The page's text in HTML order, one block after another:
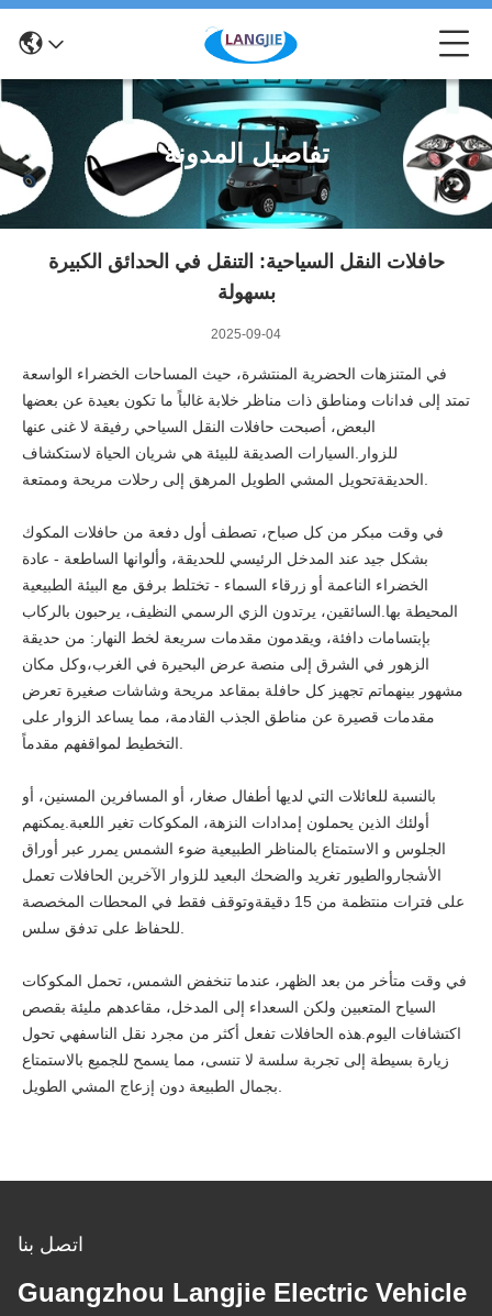
تفاصيل المدونة
حافلات النقل السياحية: التنقل في الحدائق الكبيرة
بسهولة
2025-09-04
في المتنزهات الحضرية المنتشرة، حيث المساحات الخضراء الواسعة
تمتد إلى فدانات ومناطق ذات مناظر خلابة غالباً ما تكون بعيدة عن بعضها
البعض، أصبحت حافلات النقل السياحي رفيقة لا غنى عنها
للزوار.السيارات الصديقة للبيئة هي شريان الحياة لاستكشاف
في وقت مبكر من كل صباح، تصطف أول دفعة من حافلات المكوك
بشكل جيد عند المدخل الرئيسي للحديقة، وألوانها الساطعة - عادة
الخضراء الناعمة أو زرقاء السماء - تختلط برفق مع البيئة الطبيعية
المحيطة بها.السائقين، يرتدون الزي الرسمي النظيف، يرحبون بالركاب
بإبتسامات دافئة، ويقدمون مقدمات سريعة لخط النهار: من حديقة
الزهور في الشرق إلى منصة عرض البحيرة في الغرب،وكل مكان
مشهور بينهماتم تجهيز كل حافلة بمقاعد مريحة وشاشات صغيرة تعرض
مقدمات قصيرة عن مناطق الجذب القادمة، مما يساعد الزوار على
بالنسبة للعائلات التي لديها أطفال صغار، أو المسافرين المسنين، أو
أولئك الذين يحملون إمدادات النزهة، المكوكات تغير اللعبة.يمكنهم
الجلوس و الاستمتاع بالمناظر الطبيعية ضوء الشمس يمرر عبر أوراق
الأشجاروالطيور تغريد والضحك البعيد للزوار الآخرين الحافلات تعمل
على فترات منتظمة من 15 دقيقةوتوقف فقط في المحطات المخصصة
في وقت متأخر من بعد الظهر، عندما تنخفض الشمس، تحمل المكوكات
السياح المتعبين ولكن السعداء إلى المدخل، مقاعدهم مليئة بقصص
اكتشافات اليوم.هذه الحافلات تفعل أكثر من مجرد نقل الناسفهي تحول
زيارة بسيطة إلى تجربة سلسة لا تنسى، مما يسمح للجميع بالاستمتاع
اتصل بنا
Guangzhou Langjie Electric Vehicle